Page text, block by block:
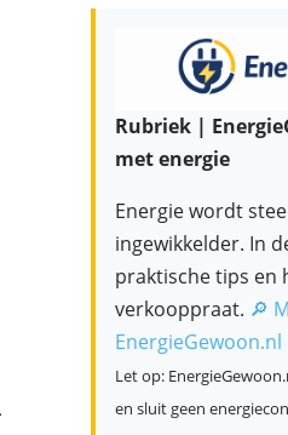
Rubriek |
met energie
Energie wordt
ingewikkelder. In
praktische tips en
verkooppraat. 🔎
EnergieGewoon.nl
Let op:
en sluit geen